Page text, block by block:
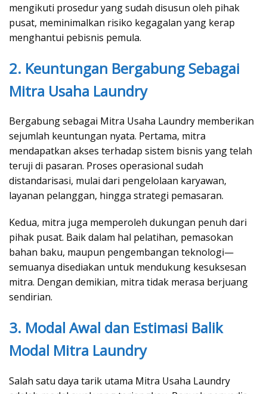
mengikuti prosedur yang sudah disusun oleh pihak
pusat, meminimalkan risiko kegagalan yang kerap
menghantui pebisnis pemula.
2. Keuntungan Bergabung Sebagai
Mitra Usaha Laundry
Bergabung sebagai Mitra Usaha Laundry memberikan
sejumlah keuntungan nyata. Pertama, mitra
mendapatkan akses terhadap sistem bisnis yang telah
teruji di pasaran. Proses operasional sudah
distandarisasi, mulai dari pengelolaan karyawan,
layanan pelanggan, hingga strategi pemasaran.
Kedua, mitra juga memperoleh dukungan penuh dari
pihak pusat. Baik dalam hal pelatihan, pemasokan
bahan baku, maupun pengembangan teknologi—
semuanya disediakan untuk mendukung kesuksesan
mitra. Dengan demikian, mitra tidak merasa berjuang
sendirian.
3. Modal Awal dan Estimasi Balik
Modal Mitra Laundry
Salah satu daya tarik utama Mitra Usaha Laundry